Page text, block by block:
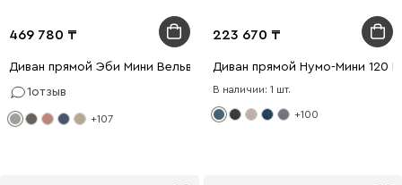
469 780
Диван прямой Эби Мини Вельвет Светло-серый
1отзыв
+107
223 670
Диван прямой Нумо-Мини 120
В наличии: 1 шт.
+100